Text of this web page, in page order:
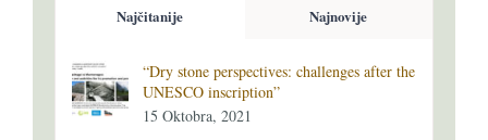
Najčitanije Najnovije
“Dry stone perspectives: challenges after the
UNESCO inscription”
15 Oktobra, 2021